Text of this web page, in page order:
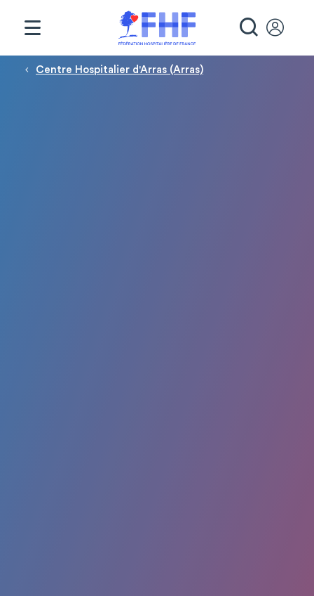
Fil d'Ariane
Centre Hospitalier d'Arras (Arras)
Panneau de gestion des cookies